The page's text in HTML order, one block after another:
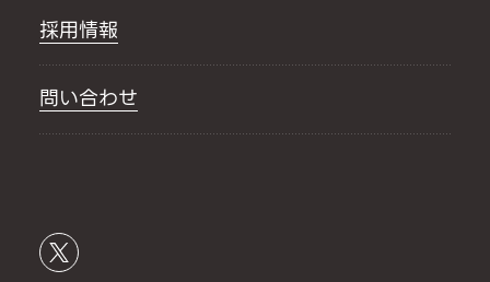
採用情報
問い合わせ